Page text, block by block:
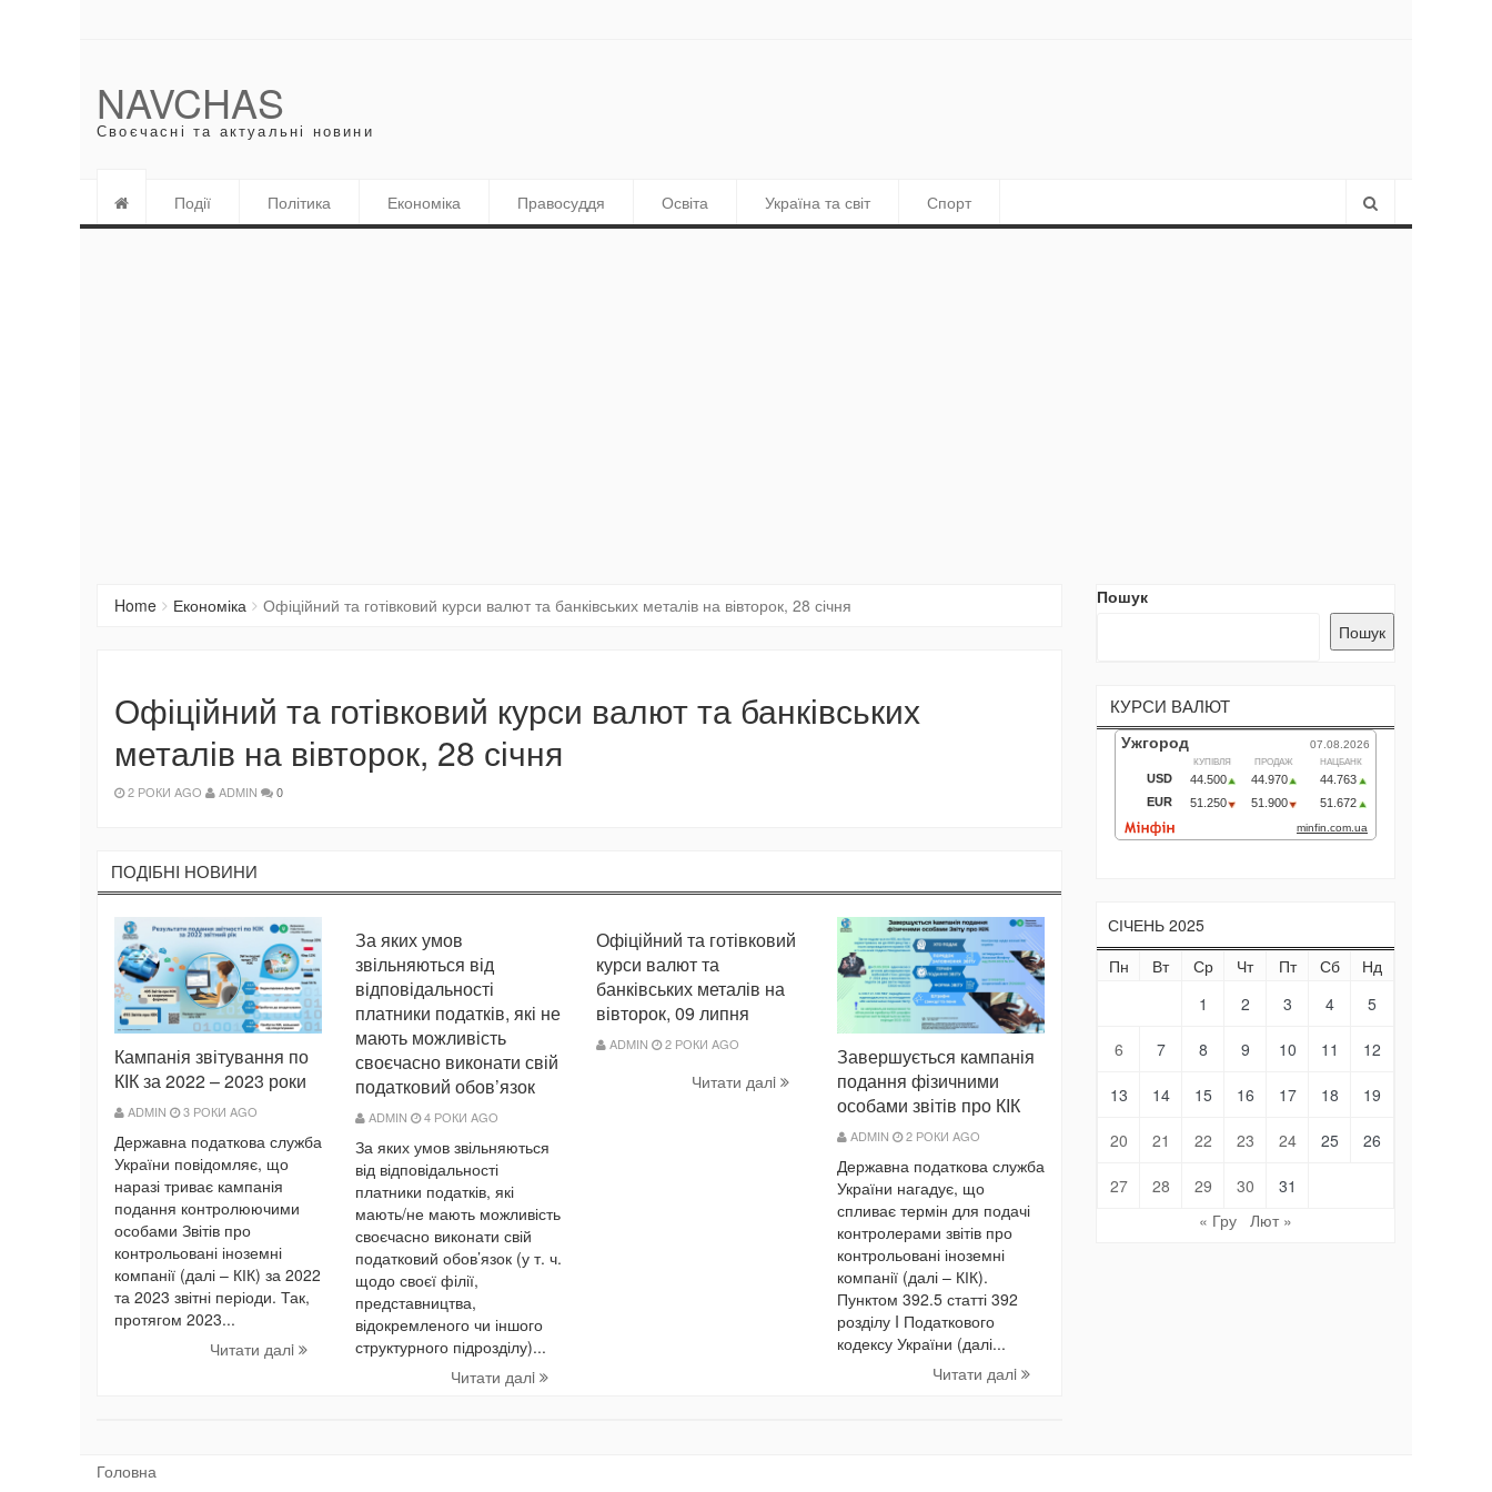
NAVCHAS
Своєчасні та актуальні новини
Події Політика Економіка Правосуддя Освіта Україна та світ Спорт
Home Економіка Офіційний та готівковий курси валют та банківських металів на вівторок, 28 січня
Офіційний та готівковий курси валют та банківських
металів на вівторок, 28 січня
2 РОКИ AGO ADMIN 0
ПОДIБНI НОВИНИ
Кампанія звітування по
КІК за 2022 – 2023 роки
ADMIN 3 РОКИ AGO
Державна податкова служба
України повідомляє, що
наразі триває кампанія
подання контролюючими
особами Звітів про
контрольовані іноземні
компанії (далі – КІК) за 2022
та 2023 звітні періоди. Так,
протягом 2023...
Читати далi
За яких умов
звільняються від
відповідальності
платники податків, які не
мають можливість
своєчасно виконати свій
податковий обов’язок
ADMIN 4 РОКИ AGO
За яких умов звільняються
від відповідальності
платники податків, які
мають/не мають можливість
своєчасно виконати свій
податковий обов’язок (у т. ч.
щодо своєї філії,
представництва,
відокремленого чи іншого
структурного підрозділу)...
Читати далi
Офіційний та готівковий
курси валют та
банківських металів на
вівторок, 09 липня
ADMIN 2 РОКИ AGO
Читати далi
Завершується кампанія
подання фізичними
особами звітів про КІК
ADMIN 2 РОКИ AGO
Державна податкова служба
України нагадує, що
спливає термін для подачі
контролерами звітів про
контрольовані іноземні
компанії (далі – КІК).
Пунктом 392.5 статті 392
розділу I Податкового
кодексу України (далі...
Читати далi
Пошук
Пошук
КУРСИ ВАЛЮТ
СІЧЕНЬ 2025
Пн
Вт Ср Чт Пт Сб
Нд
1
2 3 4 5
6 7 8 9 10 11 12
13 14 15 16 17 18 19
20 21 22 23 24 25 26
27 28 29 30
31
« Гру Лют »
Головна